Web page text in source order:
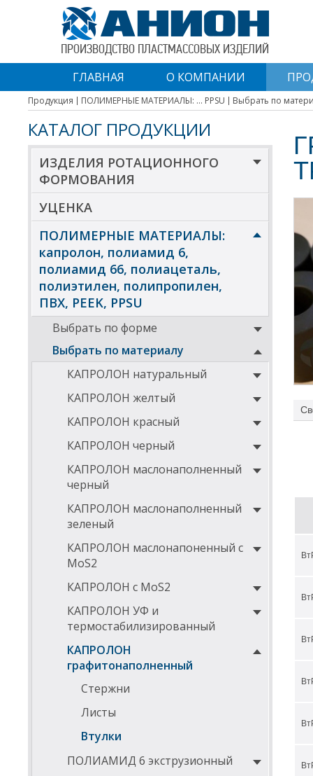
ПРОИЗВОДСТВО ПЛАСТМАССОВЫХ ИЗДЕЛИЙ
ГЛАВНАЯ О КОМПАНИИ
Продукция ПОЛИМЕРНЫЕ МАТЕРИАЛЫ: ... PPSU Выбрать по
КАТАЛОГ ПРОДУКЦИИ
ИЗДЕЛИЯ РОТАЦИОННОГО
ФОРМОВАНИЯ
УЦЕНКА
ПОЛИМЕРНЫЕ МАТЕРИАЛЫ:
капролон, полиамид 6,
полиамид 66, полиацеталь,
полиэтилен, полипропилен,
ПВХ, PEEK, PPSU
Выбрать по форме
Выбрать по материалу
КАПРОЛОН натуральный
КАПРОЛОН желтый
КАПРОЛОН красный
КАПРОЛОН черный
КАПРОЛОН маслонаполненный
черный
КАПРОЛОН маслонаполненный
зеленый
КАПРОЛОН маслонапоненный с
MoS2
КАПРОЛОН с MoS2
КАПРОЛОН УФ и
термостабилизированный
КАПРОЛОН
графитонаполненный
Стержни
Листы
Втулки
ПОЛИАМИД 6 экструзионный
70